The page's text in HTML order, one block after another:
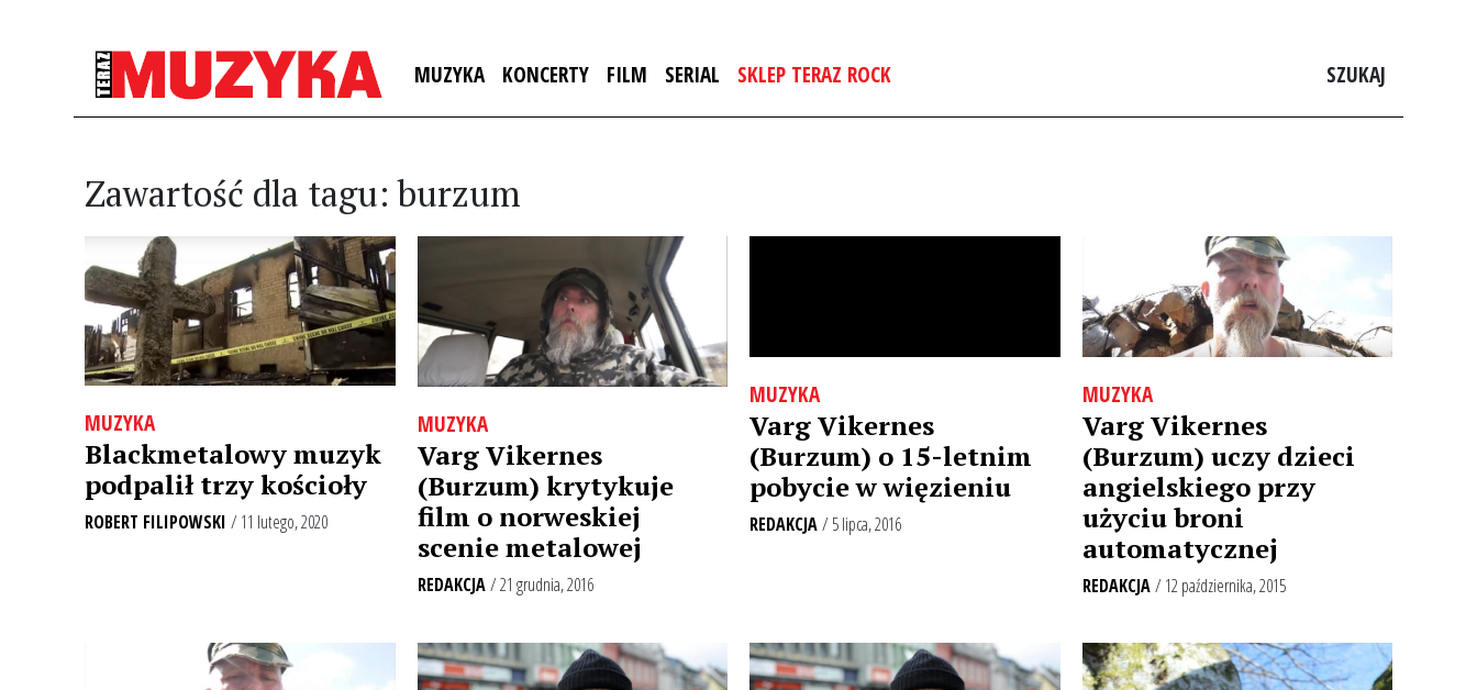
MUZYKA KONCERTY FILM SERIAL SKLEP TERAZ ROCK SZUKAJ
Zawartość dla tagu: burzum
MUZYKA
Blackmetalowy muzyk
podpalił trzy kościoły
ROBERT FILIPOWSKI / 11 lutego, 2020
MUZYKA
Varg Vikernes
(Burzum) krytykuje
film o norweskiej
scenie metalowej
REDAKCJA / 21 grudnia, 2016
MUZYKA
Varg Vikernes
(Burzum) o 15-letnim
pobycie w więzieniu
REDAKCJA/ 5 lipca, 2016
MUZYKA
Varg Vikernes
(Burzum) uczy dzieci
angielskiego przy
użyciu broni
automatycznej
REDAKCJA / 12 października, 2015